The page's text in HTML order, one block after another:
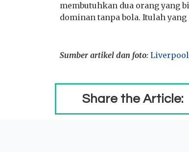
membutuhkan dua orang yang
dominan tanpa bola. Itulah
Sumber artikel dan foto:
Share the Article: